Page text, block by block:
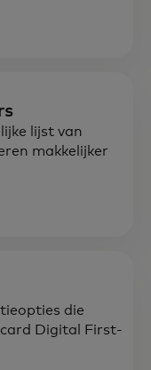
lijst van
makkelijker
die
Digital First-